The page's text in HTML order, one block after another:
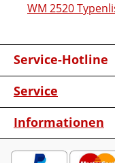
WM 2520
Service-Hotline
Service
Informationen